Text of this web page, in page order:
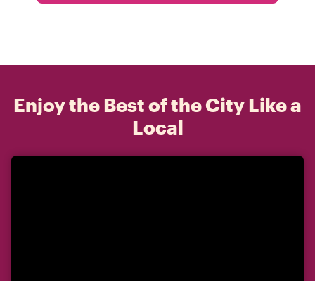
Enjoy the Best of the City Like a
Local